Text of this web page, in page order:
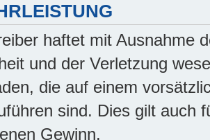
haftet mit Ausnahme
und der Verletzung
die auf einem
sind. Dies gilt auch
Gewinn.